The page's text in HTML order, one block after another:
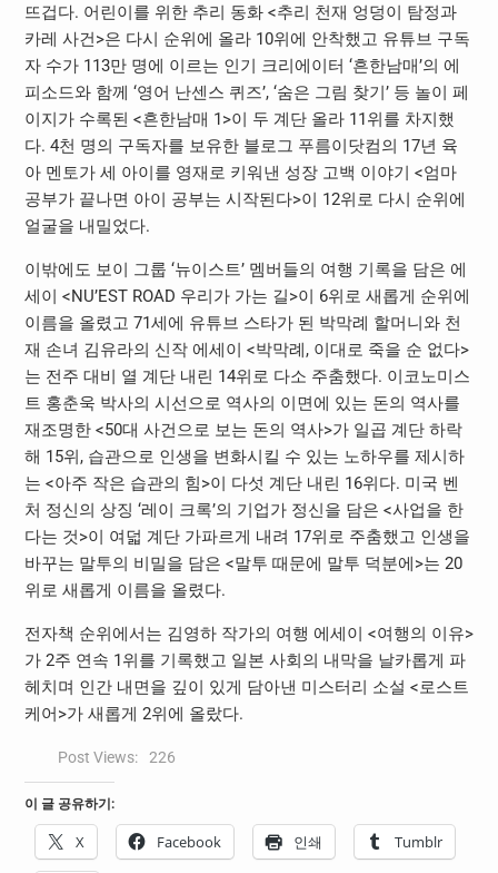
뜨겁다. 어린이를 위한 추리 동화 <추리 천재 엉덩이 탐정과
카레 사건>은 다시 순위에 올라 10위에 안착했고 유튜브 구독
자 수가 113만 명에 이르는 인기 크리에이터 ‘흔한남매’의 에
피소드와 함께 ‘영어 난센스 퀴즈’, ‘숨은 그림 찾기’ 등 놀이 페
이지가 수록된 <흔한남매 1>이 두 계단 올라 11위를 차지했
다. 4천 명의 구독자를 보유한 블로그 푸름이닷컴의 17년 육
아 멘토가 세 아이를 영재로 키워낸 성장 고백 이야기 <엄마
공부가 끝나면 아이 공부는 시작된다>이 12위로 다시 순위에
얼굴을 내밀었다.
이밖에도 보이 그룹 ‘뉴이스트’ 멤버들의 여행 기록을 담은 에
세이 <NU’EST ROAD 우리가 가는 길>이 6위로 새롭게 순위에
이름을 올렸고 71세에 유튜브 스타가 된 박막례 할머니와 천
재 손녀 김유라의 신작 에세이 <박막례, 이대로 죽을 순 없다>
는 전주 대비 열 계단 내린 14위로 다소 주춤했다. 이코노미스
트 홍춘욱 박사의 시선으로 역사의 이면에 있는 돈의 역사를
재조명한 <50대 사건으로 보는 돈의 역사>가 일곱 계단 하락
해 15위, 습관으로 인생을 변화시킬 수 있는 노하우를 제시하
는 <아주 작은 습관의 힘>이 다섯 계단 내린 16위다. 미국 벤
처 정신의 상징 ‘레이 크록’의 기업가 정신을 담은 <사업을 한
다는 것>이 여덟 계단 가파르게 내려 17위로 주춤했고 인생을
바꾸는 말투의 비밀을 담은 <말투 때문에 말투 덕분에>는 20
위로 새롭게 이름을 올렸다.
전자책 순위에서는 김영하 작가의 여행 에세이 <여행의 이유>
가 2주 연속 1위를 기록했고 일본 사회의 내막을 날카롭게 파
헤치며 인간 내면을 깊이 있게 담아낸 미스터리 소설 <로스트
케어>가 새롭게 2위에 올랐다.
Post Views: 226
이 글 공유하기:
X Facebook 인쇄 Tumblr